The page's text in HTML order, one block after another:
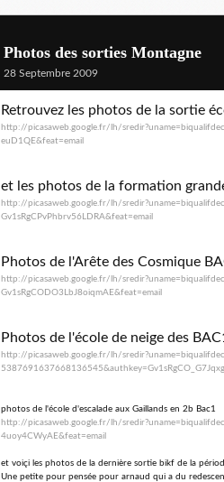
Photos des sorties Montagne
28 Septembre 2009
Retrouvez les photos de la sortie
http://picasaweb.google.fr/lh/
euD1QE&feat=email
et les photos de la formation
http://picasaweb.google.fr/lh/
Gv1sRgCPvPhbrv56LDRA&feat=email
Photos de l'Arête des Cosmique
http://picasaweb.google.fr/lh/
Gv1sRgCODO3LbJ8oiqmAE&feat=email
Photos de l'école de neige des
http://picasaweb.google.fr/lh/
5387691637668136545&authkey=
photos de l'école d'escalade aux Gaillands en 2b Bac1
http://picasaweb.google.fr/lh/
4uoy4CWyAE&feat=email
et voiçi les photos de la dernière sortie bikf de la
Une petite pour pensée pour arnaud qui a du